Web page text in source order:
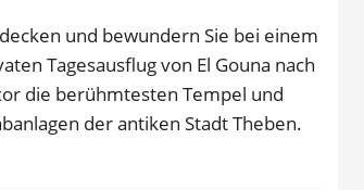
und bewundern Sie bei einem
Tagesausflug von El Gouna nach
die berühmtesten Tempel und
der antiken Stadt Theben.